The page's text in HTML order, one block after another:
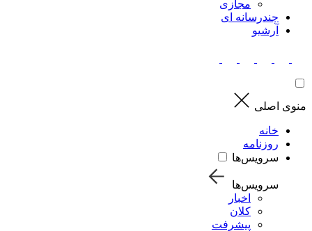
مجازی
چندرسانه ای
آرشیو
منوی اصلی
خانه
روزنامه
سرویس‌ها
سرویس‌ها
اخبار
کلان
پیشرفت